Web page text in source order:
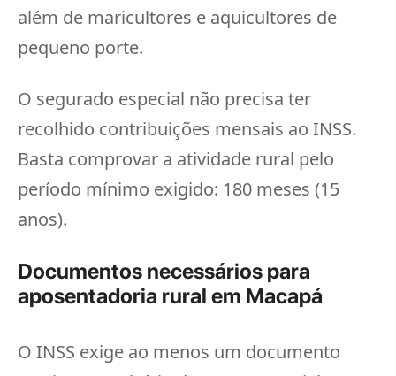
além de maricultores e aquicultores de
pequeno porte.
O segurado especial não precisa ter
recolhido contribuições mensais ao INSS.
Basta comprovar a atividade rural pelo
período mínimo exigido: 180 meses (15
anos).
Documentos necessários para
aposentadoria rural em Macapá
O INSS exige ao menos um documento